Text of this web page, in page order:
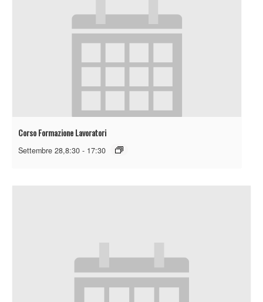
Corso Formazione Lavoratori
Settembre 28,8:30 - 17:30